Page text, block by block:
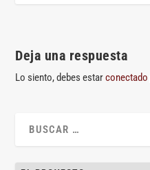
Deja una respuesta
Lo siento, debes estarconectado